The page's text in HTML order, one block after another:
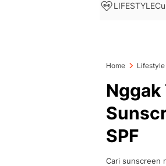
LIFESTYLE
Home Lifestyle
Nggak
SPF
Cari sunscreen